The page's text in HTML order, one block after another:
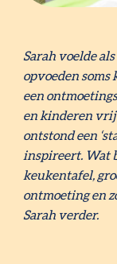
Sarah voelde
opvoeden soms
een
en kinderen vrij
ontstond een
inspireert. Wat
keukentafel,
ontmoeting en
Sarah verder.